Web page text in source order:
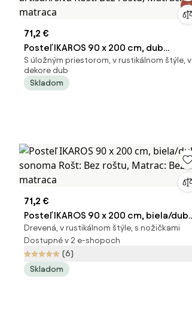
71,2 €
Posteľ IKAROS 90 x 200 cm, dub
artisan/sivá Rošt: Bez roštu, Matrac:
Bez matraca
S úložným priestorom, v rustikálnom štýle, v
dekore dub
Skladom
71,2 €
Posteľ IKAROS 90 x 200 cm, biela/dub
sonoma Rošt: Bez roštu, Matrac: Bez
matraca
Drevená, v rustikálnom štýle, s nožičkami
Dostupné v 2 e-shopoch
(6)
Skladom